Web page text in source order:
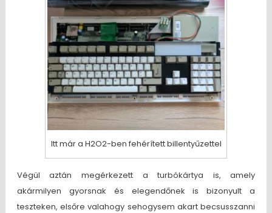
Itt már a H2O2-ben fehérített billentyűzettel
Végül aztán megérkezett a turbókártya is, amely
akármilyen gyorsnak és elegendőnek is bizonyult a
teszteken, elsőre valahogy sehogysem akart becsusszanni